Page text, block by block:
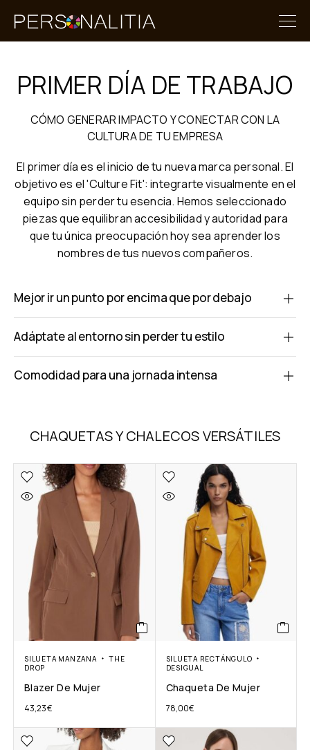
PRIMER DÍA DE TRABAJO
CÓMO GENERAR IMPACTO Y CONECTAR CON LA
CULTURA DE TU EMPRESA
El primer día es el inicio de tu nueva marca personal. El
objetivo es el 'Culture Fit': integrarte visualmente en el
equipo sin perder tu esencia. Hemos seleccionado
piezas que equilibran accesibilidad y autoridad para
que tu única preocupación hoy sea aprender los
nombres de tus nuevos compañeros.
Mejor ir un punto por encima que por debajo
Adáptate al entorno sin perder tu estilo
Comodidad para una jornada intensa
CHAQUETAS Y CHALECOS VERSÁTILES
SILUETA MANZANA
THE
DROP
Blazer De Mujer
43,23€
SILUETA RECTÁNGULO
DESIGUAL
Chaqueta De Mujer
78,00€